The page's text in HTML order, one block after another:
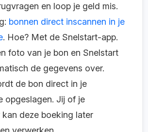
en loop je geld mis.
bonnen direct inscannen in je
. Hoe? Met de Snelstart-app.
foto van je bon en Snelstart
de gegevens over.
de bon direct in je
opgeslagen. Jij of je
deze boeking later